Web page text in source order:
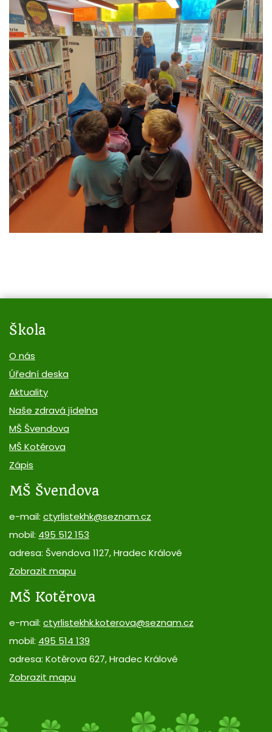
Škola
O nás
Úřední deska
Aktuality
Naše zdravá jídelna
MŠ Švendova
MŠ Kotěrova
Zápis
MŠ Švendova
e-mail: ctyrlistekhk@seznam.cz
mobil: 495 512 153
adresa: Švendova 1127, Hradec Králové
Zobrazit mapu
MŠ Kotěrova
e-mail: ctyrlistekhk.koterova@seznam.cz
mobil: 495 514 139
adresa: Kotěrova 627, Hradec Králové
Zobrazit mapu